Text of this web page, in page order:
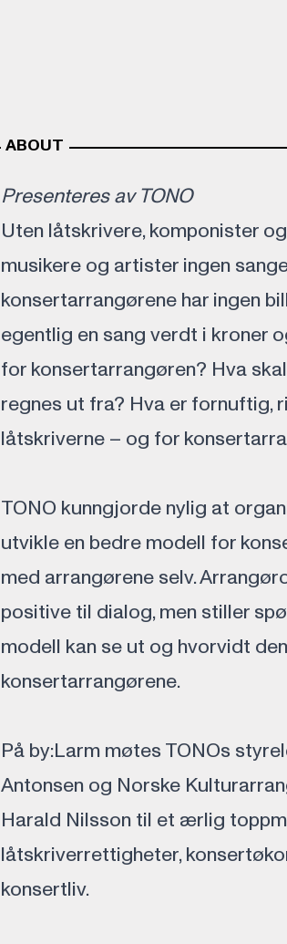
ABOUT
Presenteres av TONO
Uten låtskrivere, komponister
musikere og artister ingen
konsertarrangørene har ingen
egentlig en sang verdt i kroner
for konsertarrangøren? Hva
regnes ut fra? Hva er fornuftig,
låtskriverne – og for
TONO kunngjorde nylig at
utvikle en bedre modell for
med arrangørene selv.
positive til dialog, men stiller
modell kan se ut og hvorvidt
konsertarrangørene.
På by:Larm møtes TONOs
Antonsen og Norske
Harald Nilsson til et ærlig
låtskriverrettigheter,
konsertliv.